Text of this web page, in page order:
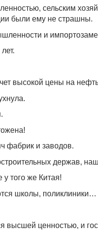
сельским
были ему не страшны.
и
высокой цены на
фабрик и заводов.
держав,
того же Китая!
школы, поликлиники…
высшей ценностью, и